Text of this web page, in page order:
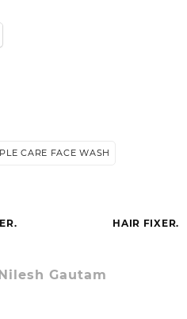
CARE FACE WASH
HAIR FIXER.
Gautam